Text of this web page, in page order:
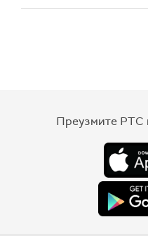
Преузмите РТС